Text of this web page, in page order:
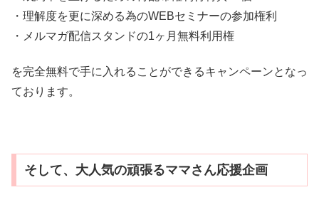
・理解度を更に深める為のWEBセミナーの参加権利
・メルマガ配信スタンドの1ヶ月無料利用権
を完全無料で手に入れることができるキャンペーンとなっ
ております。
そして、大人気の頑張るママさん応援企画